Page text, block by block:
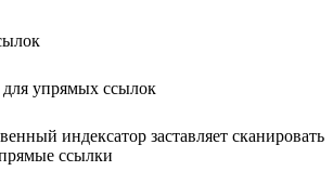
для упрямых ссылок
индексатор заставляет сканировать
ссылки